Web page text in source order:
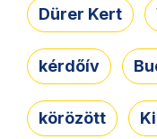
Dürer Kert
kérdőív
körözött